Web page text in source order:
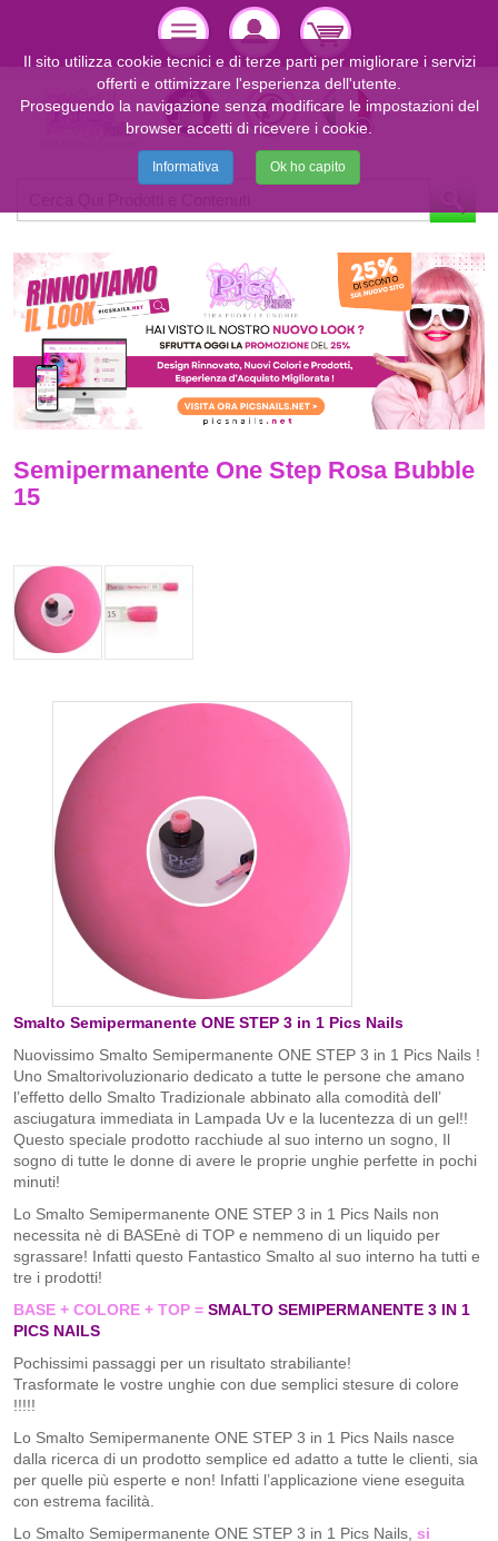
Semipermanente One Step Rosa Bubble
15
Smalto Semipermanente ONE STEP 3 in 1 Pics Nails
Nuovissimo Smalto Semipermanente ONE STEP 3 in 1 Pics Nails !
Uno Smaltorivoluzionario dedicato a tutte le persone che amano
l’effetto dello Smalto Tradizionale abbinato alla comodità dell’
asciugatura immediata in Lampada Uv e la lucentezza di un gel!!
Questo speciale prodotto racchiude al suo interno un sogno, Il
sogno di tutte le donne di avere le proprie unghie perfette in pochi
minuti!
Lo Smalto Semipermanente ONE STEP 3 in 1 Pics Nails non
necessita nè di BASEnè di TOP e nemmeno di un liquido per
sgrassare! Infatti questo Fantastico Smalto al suo interno ha tutti e
tre i prodotti!
BASE + COLORE + TOP = SMALTO SEMIPERMANENTE 3 IN 1
PICS NAILS
Pochissimi passaggi per un risultato strabiliante!
Trasformate le vostre unghie con due semplici stesure di colore
!!!!!
Lo Smalto Semipermanente ONE STEP 3 in 1 Pics Nails nasce
dalla ricerca di un prodotto semplice ed adatto a tutte le clienti, sia
per quelle più esperte e non! Infatti l’applicazione viene eseguita
con estrema facilità.
Lo Smalto Semipermanente ONE STEP 3 in 1 Pics Nails, si
Il sito utilizza cookie tecnici e di terze parti per migliorare i servizi
offerti e ottimizzare l'esperienza dell'utente.
Proseguendo la navigazione senza modificare le impostazioni del
browser accetti di ricevere i cookie.
Informativa Ok ho capito